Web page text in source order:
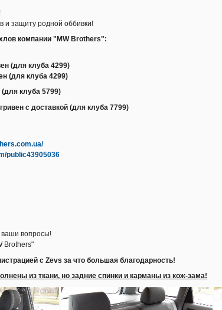
и защиту родной оббивки!
компании "MW Brothers":
(для клуба 4299)
(для клуба 4299)
(для клуба 5799)
с доставкой (для клуба 7799)
public43905036
ваши вопросы!
Brothers"
с Zevs за что большая благодарность!
из ткани, но задние спинки и карманы из кож-зама!